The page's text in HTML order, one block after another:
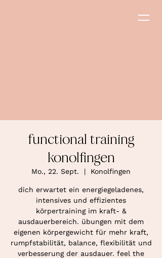
functional training
konolfingen
Mo., 22. Sept.
  |
Konolfingen
dich erwartet ein energiegeladenes,
intensives und effizientes
körpertraining im kraft- &
ausdauerbereich. übungen mit dem
eigenen körpergewicht für mehr kraft,
rumpfstabilität, balance, flexibilität und
verbesserung der ausdauer. feel the